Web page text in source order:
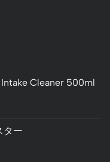
Cleaner 500ml
ター